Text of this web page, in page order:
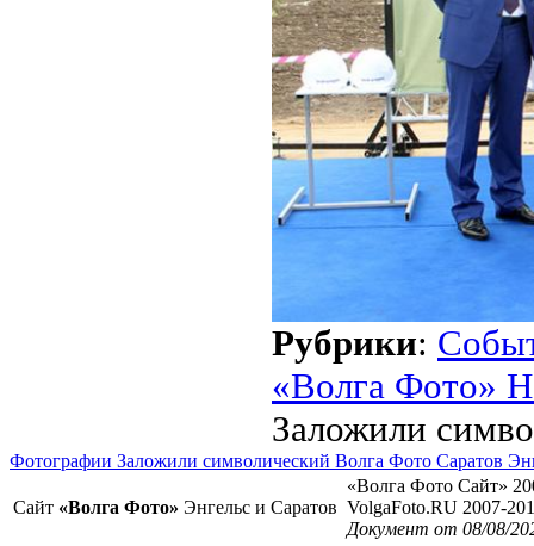
Рубрики:
«Волга Фото»
Заложили
Фотографии Заложили символический Волга Фото Саратов
Сайт «Волга Фото» Энгельс и Саратов
«Волга Фото Сайт»
VolgaFoto.RU 2007-
Документ от 08/08/